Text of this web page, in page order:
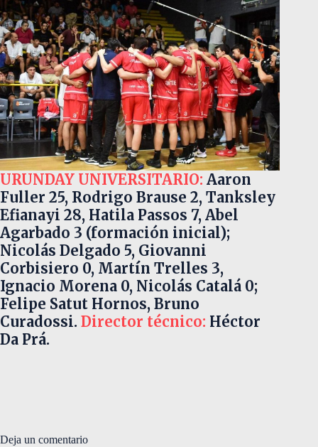
URUNDAY UNIVERSITARIO: Aaron
Fuller 25, Rodrigo Brause 2, Tanksley
Efianayi 28, Hatila Passos 7, Abel
Agarbado 3 (formación inicial);
Nicolás Delgado 5, Giovanni
Corbisiero 0, Martín Trelles 3,
Ignacio Morena 0, Nicolás Catalá 0;
Felipe Satut Hornos, Bruno
Curadossi. Director técnico: Héctor
Da Prá.
Deja un comentario